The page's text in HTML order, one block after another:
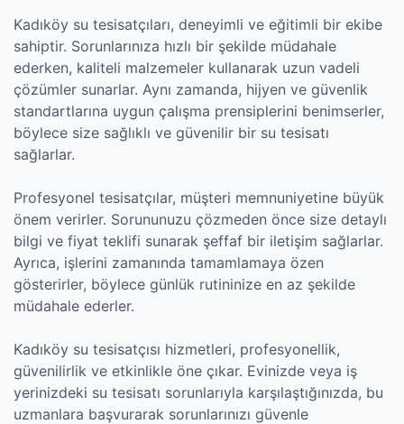
Kadıköy su tesisatçıları, deneyimli ve eğitimli bir ekibe
sahiptir. Sorunlarınıza hızlı bir şekilde müdahale
ederken, kaliteli malzemeler kullanarak uzun vadeli
çözümler sunarlar. Aynı zamanda, hijyen ve güvenlik
standartlarına uygun çalışma prensiplerini benimserler,
böylece size sağlıklı ve güvenilir bir su tesisatı
sağlarlar.
Profesyonel tesisatçılar, müşteri memnuniyetine büyük
önem verirler. Sorununuzu çözmeden önce size detaylı
bilgi ve fiyat teklifi sunarak şeffaf bir iletişim sağlarlar.
Ayrıca, işlerini zamanında tamamlamaya özen
gösterirler, böylece günlük rutininize en az şekilde
müdahale ederler.
Kadıköy su tesisatçısı hizmetleri, profesyonellik,
güvenilirlik ve etkinlikle öne çıkar. Evinizde veya iş
yerinizdeki su tesisatı sorunlarıyla karşılaştığınızda, bu
uzmanlara başvurarak sorunlarınızı güvenle